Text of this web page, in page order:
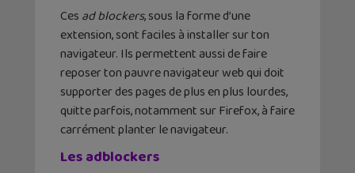
Ces ad blockers, sous la forme d’une
extension, sont faciles à installer sur ton
navigateur. Ils permettent aussi de faire
reposer ton pauvre navigateur web qui doit
supporter des pages de plus en plus lourdes,
quitte parfois, notamment sur Firefox, à faire
carrément planter le navigateur.
Les adblockers